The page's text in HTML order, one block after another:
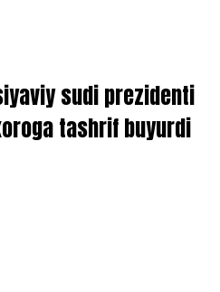
sudi prezidenti
tashrif buyurdi